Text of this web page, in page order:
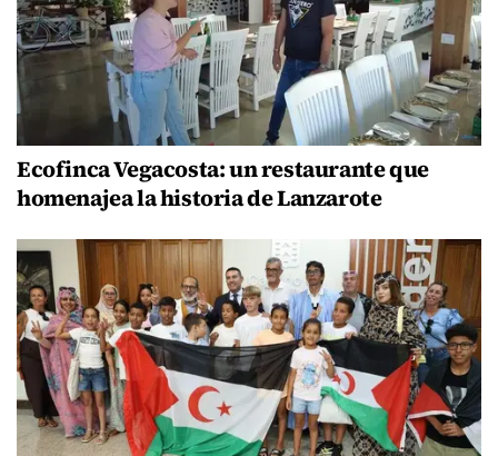
Ecofinca Vegacosta: un restaurante que
homenajea la historia de Lanzarote